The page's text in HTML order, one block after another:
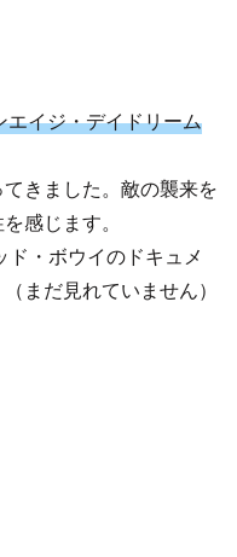
イジ・デイドリーム
きました。敵の襲来を
感じます。
・ボウイのドキュメ
まだ見れていません）